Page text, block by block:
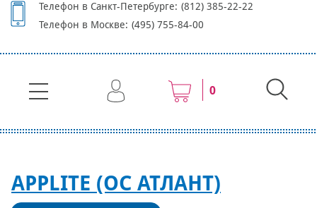
Телефон в Санкт-Петербурге: (812) 385-22-22
Телефон в Москве: (495) 755-84-00
0
APPLITE (ОС АТЛАНТ)